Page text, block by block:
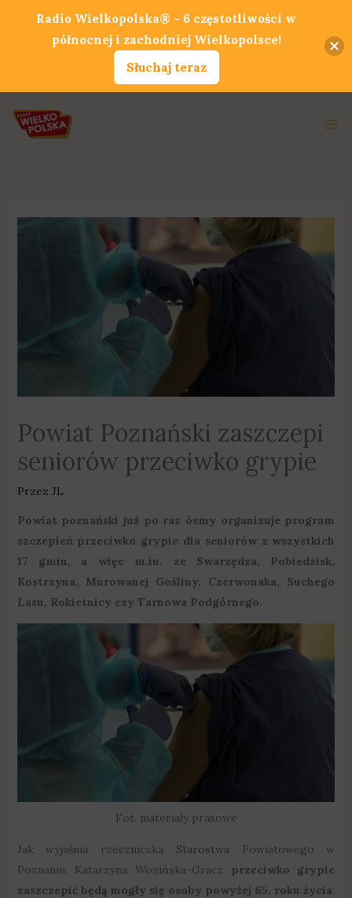
Powiat Poznański zaszczepi
seniorów przeciwko grypie
Przez JL
Powiat poznański już po raz ósmy organizuje program
szczepień przeciwko grypie dla seniorów z wszystkich
17 gmin, a więc m.in. ze Swarzędza, Pobiedzisk,
Kostrzyna, Murowanej Gośliny, Czerwonaka, Suchego
Lasu, Rokietnicy czy Tarnowa Podgórnego.
Fot. materiały prasowe
Jak wyjaśnia rzeczniczka Starostwa Powiatowego w
Poznaniu, Katarzyna Wozińska-Gracz przeciwko grypie
zaszczepić będą mogły się osoby powyżej 65. roku życia:
Radio Wielkopolska® - 6 częstotliwości w
północnej i zachodniej Wielkopolsce!
Słuchaj teraz